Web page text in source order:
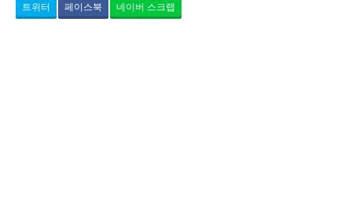
트위터 페이스북 네이버 스크랩